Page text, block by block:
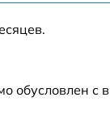
от 60 мин
обусловлен